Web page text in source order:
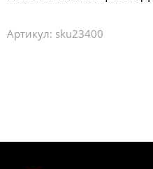
Артикул: sku23400